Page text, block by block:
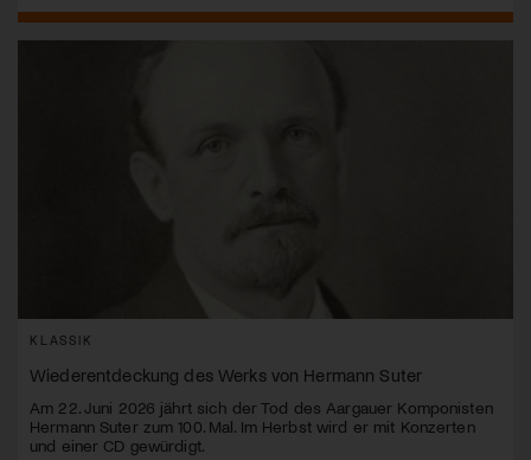
KLASSIK
Wiederentdeckung des Werks von Hermann Suter
Am 22. Juni 2026 jährt sich der Tod des Aargauer Komponisten
Hermann Suter zum 100. Mal. Im Herbst wird er mit Konzerten
und einer CD gewürdigt.